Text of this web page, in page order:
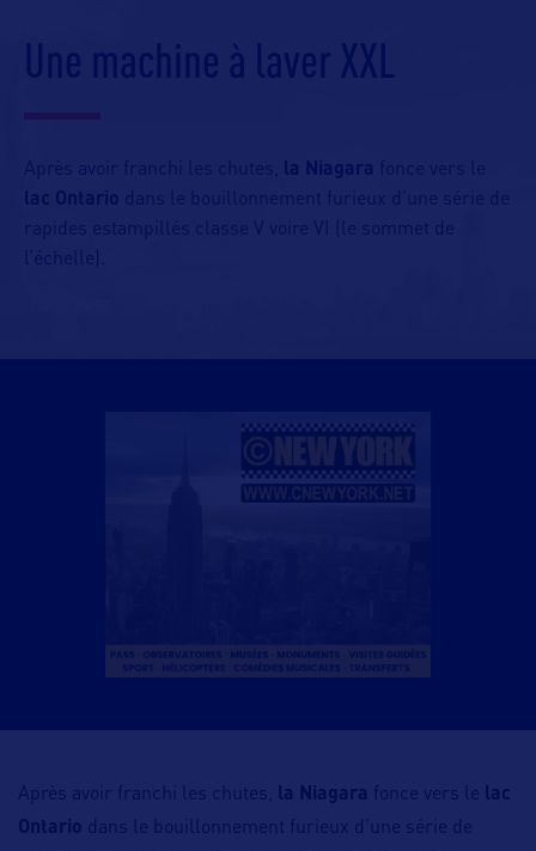
Une machine à laver XXL
Après avoir franchi les chutes, la Niagara
fonce vers le
lac Ontario
dans le bouillonnement furieux d’une série de
rapides estampillés classe V voire VI (le sommet de
l’échelle).
Après avoir franchi les chutes, la Niagara fonce vers le
lac
Ontario dans le bouillonnement furieux d’une série de